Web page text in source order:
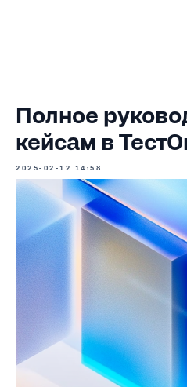
Полное
кейсам в
2025-02-12 14:58